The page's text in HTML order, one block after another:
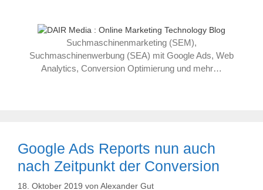
Suchmaschinenmarketing (SEM),
Suchmaschinenwerbung (SEA) mit Google Ads, Web
Analytics, Conversion Optimierung und mehr…
Google Ads Reports nun auch
nach Zeitpunkt der Conversion
18. Oktober 2019 von Alexander Gut